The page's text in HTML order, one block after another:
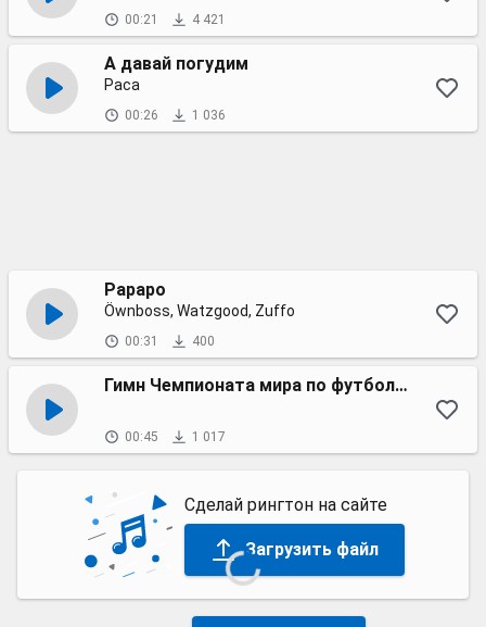
00:21 4 421
А давай погудим
Раса
00:26 1 036
Papapo
Öwnboss, Watzgood, Zuffo
00:31 400
Гимн Чемпионата мира по футболу в России FIFA 2018
00:45 1 017
Сделай рингтон на сайте
Загрузить файл